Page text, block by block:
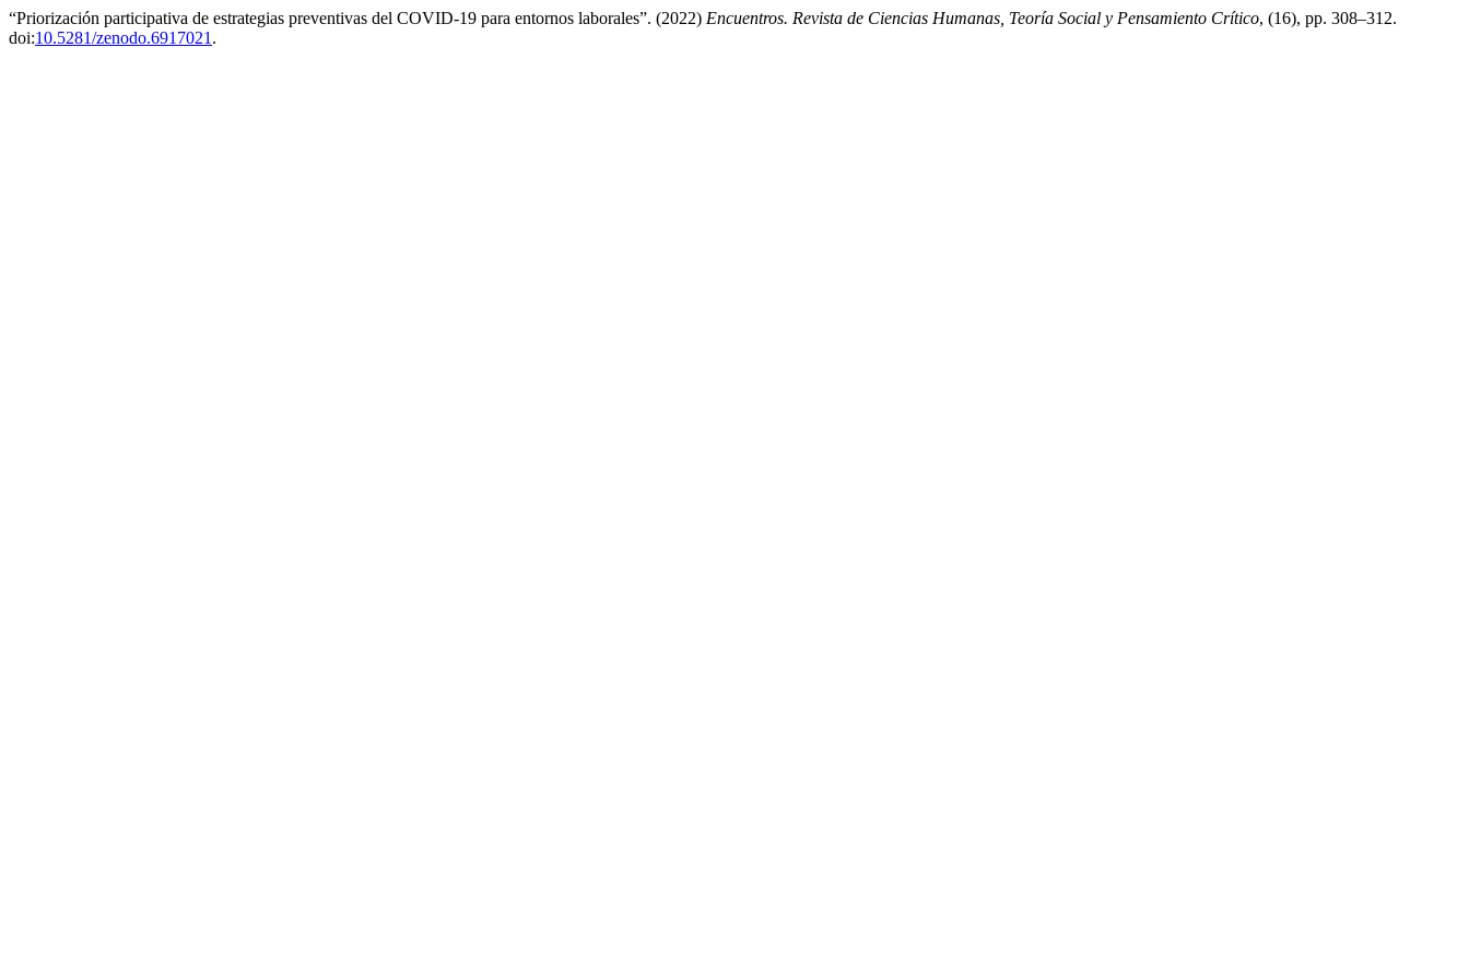
“Priorización participativa de estrategias preventivas del COVID-19 para entornos laborales”. (2022) Encuentros. Revista de Ciencias Humanas, Teoría Social y Pensamiento Crítico, (16), pp. 308–312.
doi:10.5281/zenodo.6917021 .